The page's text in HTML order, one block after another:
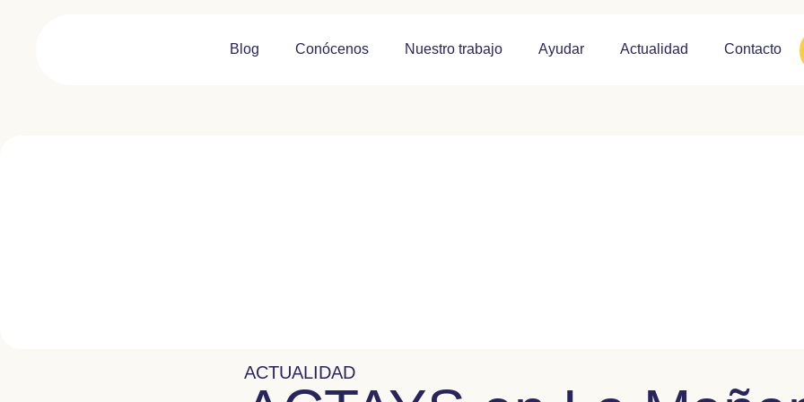
Blog Conócenos Nuestro trabajo Ayudar Actualidad Contacto
ACTUALIDAD